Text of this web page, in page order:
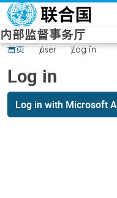
Skip to main content
内部监督事务厅
首页 user Log in
Log in
Log in with Microsoft